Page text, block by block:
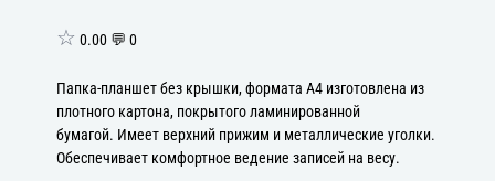
☆ 0.00 💬 0
Папка-планшет без крышки, формата А4 изготовлена из
плотного картона, покрытого ламинированной
бумагой. Имеет верхний прижим и металлические уголки.
Обеспечивает комфортное ведение записей на весу.